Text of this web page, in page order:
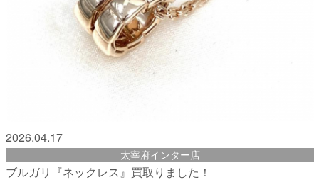
2026.04.17
太宰府インター店
ブルガリ『ネックレス』買取りました！